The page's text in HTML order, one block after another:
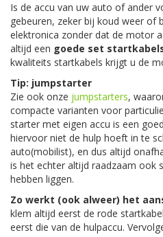
Is de accu van uw auto of ander
gebeuren, zeker bij koud weer of
elektronica zonder dat de motor
altijd een goede set
kwaliteits startkabels krijgt u de
Tip: jumpstarter
Zie ook onze jumpstarters,
compacte varianten voor
starter met eigen accu is een
hiervoor niet de hulp hoeft in te
auto(mobilist), en dus altijd
is het echter altijd raadzaam ook
hebben liggen.
Zo werkt (ook alweer) het
klem altijd eerst de rode
eerst die van de hulpaccu.